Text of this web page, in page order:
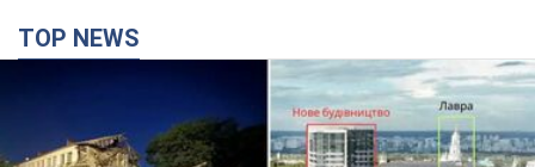
TOP NEWS